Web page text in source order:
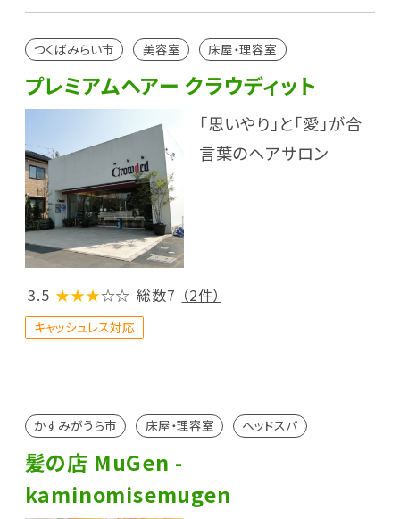
つくばみらい市 美容室 床屋・理容室
プレミアムヘアー クラウディット
「思いやり」と「愛」が合
言葉のヘアサロン
3.5 ★★★☆☆ 総数7 （2件）
キャッシュレス対応
かすみがうら市 床屋・理容室 ヘッドスパ
髪の店 MuGen -
kaminomisemugen